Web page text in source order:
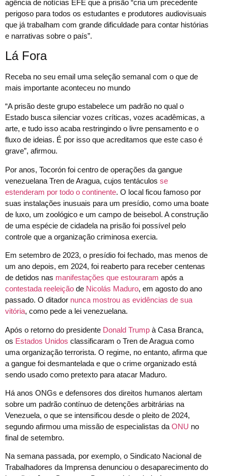
agência de notícias EFE que a prisão “cria um precedente
perigoso para todos os estudantes e produtores audiovisuais
que já trabalham com grande dificuldade para contar histórias
e narrativas sobre o país”.
Lá Fora
Receba no seu email uma seleção semanal com o que de
mais importante aconteceu no mundo
“A prisão deste grupo estabelece um padrão no qual o
Estado busca silenciar vozes críticas, vozes acadêmicas, a
arte, e tudo isso acaba restringindo o livre pensamento e o
fluxo de ideias. É por isso que acreditamos que este caso é
grave”, afirmou.
Por anos, Tocorón foi centro de operações da gangue
venezuelana Tren de Aragua, cujos tentáculos se
estenderam por todo o continente. O local ficou famoso por
suas instalações inusuais para um presídio, como uma boate
de luxo, um zoológico e um campo de beisebol. A construção
de uma espécie de cidadela na prisão foi possível pelo
controle que a organização criminosa exercia.
Em setembro de 2023, o presídio foi fechado, mas menos de
um ano depois, em 2024, foi reaberto para receber centenas
de detidos nas manifestações que estouraram após a
contestada reeleição de Nicolás Maduro, em agosto do ano
passado. O ditador nunca mostrou as evidências de sua
vitória, como pede a lei venezuelana.
Após o retorno do presidente Donald Trump à Casa Branca,
os Estados Unidos classificaram o Tren de Aragua como
uma organização terrorista. O regime, no entanto, afirma que
a gangue foi desmantelada e que o crime organizado está
sendo usado como pretexto para atacar Maduro.
Há anos ONGs e defensores dos direitos humanos alertam
sobre um padrão contínuo de detenções arbitrárias na
Venezuela, o que se intensificou desde o pleito de 2024,
segundo afirmou uma missão de especialistas da ONU no
final de setembro.
Na semana passada, por exemplo, o Sindicato Nacional de
Trabalhadores da Imprensa denunciou o desaparecimento do